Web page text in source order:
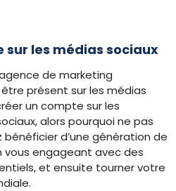
sur les médias sociaux
de marketing
présent sur les médias
un compte sur les
alors pourquoi ne pas
d’une génération de
vous engageant avec des
et ensuite tourner votre